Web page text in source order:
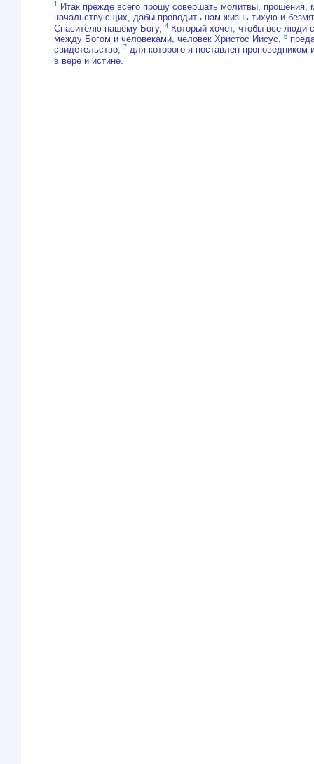
1 Итак прежде всего прошу совершать молитвы, прошения,
начальствующих, дабы проводить нам жизнь тихую и
Спасителю нашему Богу,
4 Который хочет, чтобы все люди
между Богом и человеками, человек Христос Иисус, 6
свидетельство, 7 для которого я поставлен
в вере и истине.